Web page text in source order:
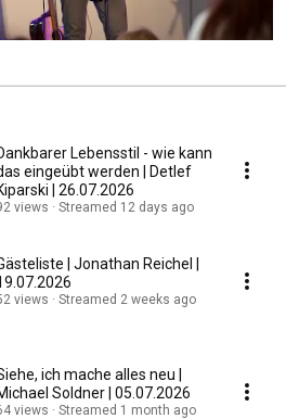
Lebensstil - wie kann
eingeübt werden | Detlef
| 26.07.2026
views Streamed 12 days ago
| Jonathan Reichel |
views Streamed 2 weeks ago
ich mache alles neu |
Soldner | 05.07.2026
views Streamed 1 month ago